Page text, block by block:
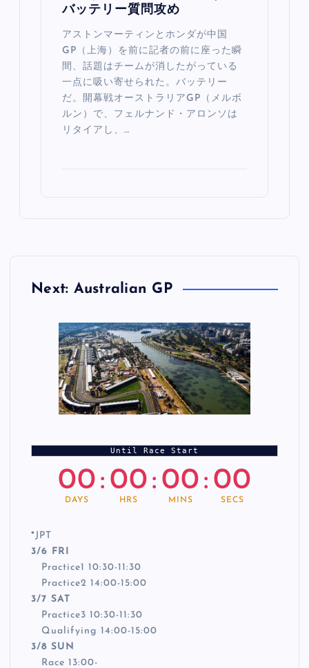
バッテリー質問攻め
アストンマーティンとホンダが中国
GP（上海）を前に記者の前に座った瞬
間、話題はチームが消したがっている
一点に吸い寄せられた。バッテリー
だ。開幕戦オーストラリアGP（メルボ
ルン）で、フェルナンド・アロンソは
リタイアし、…
Next: Australian GP
Until Race Start
00
DAYS
: 00
HRS
: 00
MINS
: 00
SECS
*JPT
3/6 FRI
Practice1 10:30-11:30
Practice2 14:00-15:00
3/7 SAT
Practice3 10:30-11:30
Qualifying 14:00-15:00
3/8 SUN
Race 13:00-